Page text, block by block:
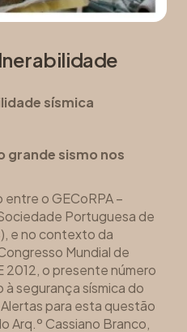
sísmica
sismo nos
o GECoRPA –
Portuguesa de
e no contexto da
Mundial de
2012, o presente número
segurança sísmica do
para esta questão
Arq.º Cassiano Branco,